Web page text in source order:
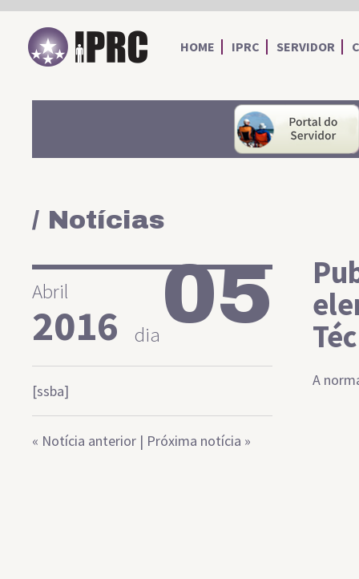
IPRC
HOME IPRC SERVIDOR
/ Notícias
Abril
2016 dia05
[ssba]
« Notícia anterior | Próxima notícia »
A